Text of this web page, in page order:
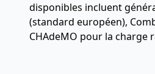
disponibles incluent
(standard européen),
CHAdeMO pour la charge